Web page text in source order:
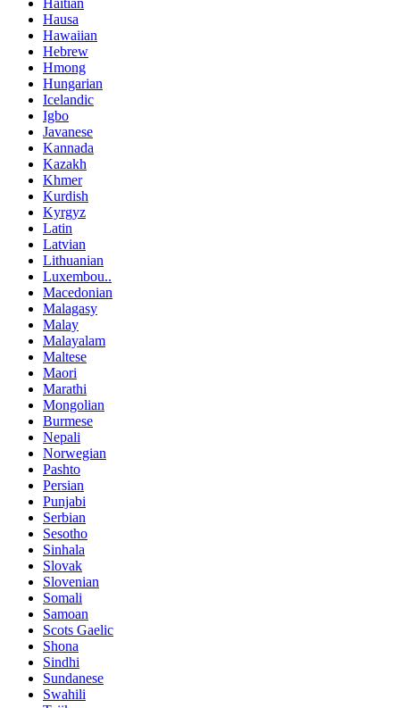
Haitian
Hausa
Hawaiian
Hebrew
Hmong
Hungarian
Icelandic
Igbo
Javanese
Kannada
Kazakh
Khmer
Kurdish
Kyrgyz
Latin
Latvian
Lithuanian
Luxembou..
Macedonian
Malagasy
Malay
Malayalam
Maltese
Maori
Marathi
Mongolian
Burmese
Nepali
Norwegian
Pashto
Persian
Punjabi
Serbian
Sesotho
Sinhala
Slovak
Slovenian
Somali
Samoan
Scots Gaelic
Shona
Sindhi
Sundanese
Swahili